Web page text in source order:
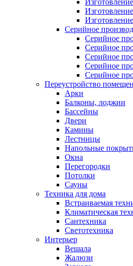
Серийное
Серийное
Серийное
Серийное
Серийное
Серийное
Переустройство
Арки
Балконы, лоджии
Бассейны
Двери
Камины
Лестницы
Напольные
Окна
Перегородки
Потолки
Сауны
Техника для дома
Встраиваемая
Климатическая
Сантехника
Светотехника
Интерьер
Вешала
Жалюзи